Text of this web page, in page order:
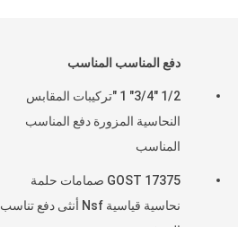
دفع المناسب المناسب
1/2 "3/4" 1 "تركيبات المقابس
النحاسية المزورة دفع المناسب
المناسب
GOST 17375 صمامات حلمة
نحاسية قياسية Nsf أنثى دفع تناسب